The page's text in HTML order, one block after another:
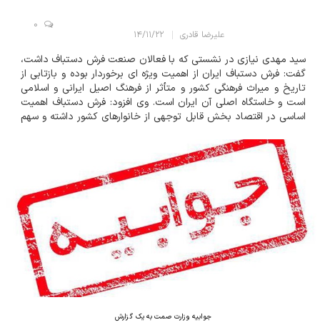
علیرضا قادری ۱۴/۱۱/۲۲
0
سید مهدی نیازی در نشستی که با فعالان صنعت فرش دستباف داشت،
گفت: فرش دستباف ایران از اهمیت ویژه ای برخوردار بوده و بازتابی از
تاریخ و میراث فرهنگی کشور و متأثر از فرهنگ اصیل ایرانی و اسلامی
است و خاستگاه اصلی آن ایران است. وی افزود: فرش دستباف اهمیت
اساسی در اقتصاد بخش قابل توجهی از خانوارهای کشور داشته و سهم
این رو حکمرانی...
جوابیه وزارت صمت به یک گزارش